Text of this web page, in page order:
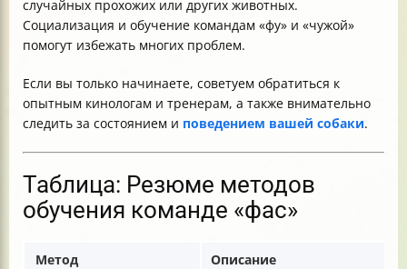
случайных прохожих или других животных.
Социализация и обучение командам «фу» и «чужой»
помогут избежать многих проблем.
Если вы только начинаете, советуем обратиться к
опытным кинологам и тренерам, а также внимательно
следить за состоянием и поведением вашей собаки.
Таблица: Резюме методов
обучения команде «фас»
Метод Описание